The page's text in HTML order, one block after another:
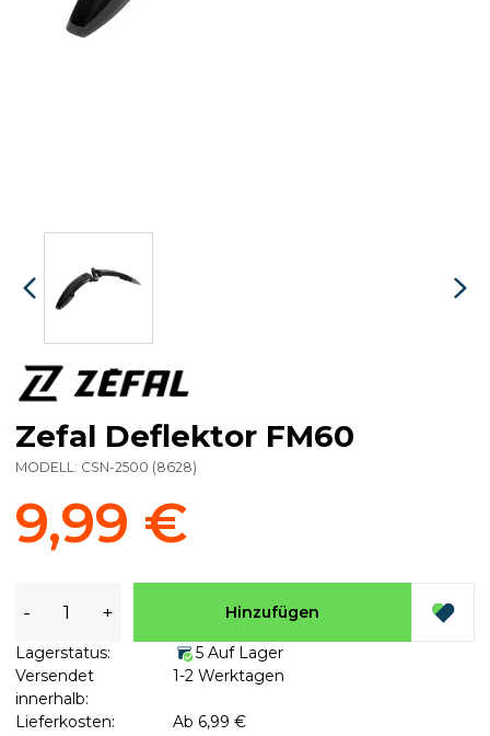
Zefal Deflektor FM60
MODELL: CSN-2500 (8628)
9,99 €
- + Hinzufügen
Lagerstatus:
5 Auf Lager
Versendet
innerhalb:
1-2 Werktagen
Lieferkosten: Ab 6,99 €